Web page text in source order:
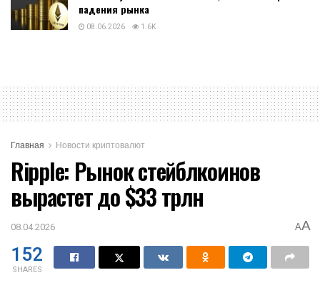
падения рынка
08.06.2026 1.6K
Главная Новости криптовалют
Ripple: Рынок стейблкоинов
вырастет до $33 трлн
08.04.2026 AA
152
SHARES